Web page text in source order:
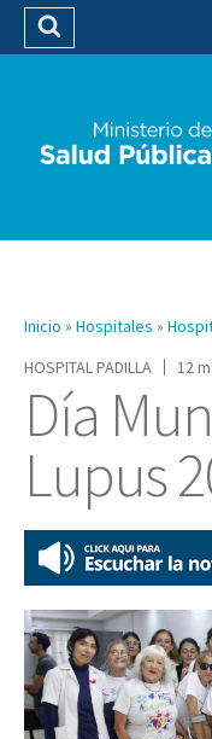
Buscar
Inicio » Hospitales »
HOSPITAL PADILLA
12
Día
Lupus